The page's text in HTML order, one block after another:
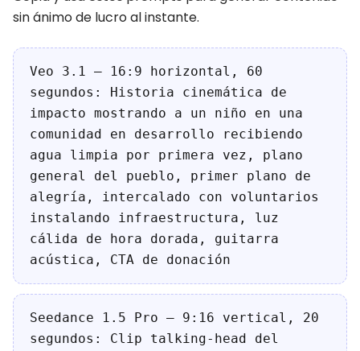
sin ánimo de lucro al instante.
Veo 3.1 — 16:9 horizontal, 60
segundos: Historia cinemática de
impacto mostrando a un niño en una
comunidad en desarrollo recibiendo
agua limpia por primera vez, plano
general del pueblo, primer plano de
alegría, intercalado con voluntarios
instalando infraestructura, luz
cálida de hora dorada, guitarra
acústica, CTA de donación
Seedance 1.5 Pro — 9:16 vertical, 20
segundos: Clip talking-head del